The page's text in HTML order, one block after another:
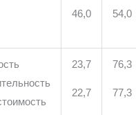
46,0 54,0
23,7
22,7
76,3
77,3